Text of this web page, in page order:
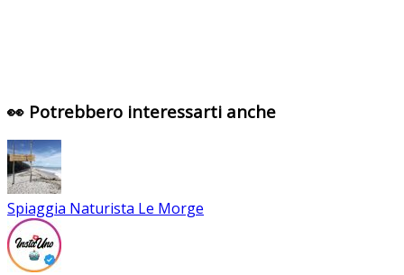
👀 Potrebbero interessarti anche
Spiaggia Naturista Le Morge